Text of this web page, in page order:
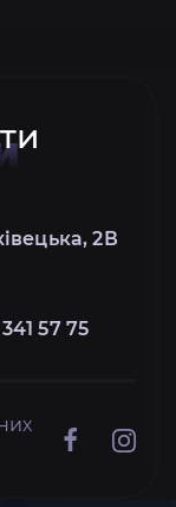
2В
57 75